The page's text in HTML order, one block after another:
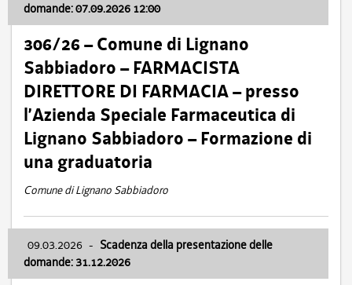
domande: 07.09.2026 12:00
306/26 – Comune di Lignano
Sabbiadoro – FARMACISTA
DIRETTORE DI FARMACIA – presso
l’Azienda Speciale Farmaceutica di
Lignano Sabbiadoro – Formazione di
una graduatoria
Comune di Lignano Sabbiadoro
09.03.2026 - Scadenza della presentazione delle
domande: 31.12.2026